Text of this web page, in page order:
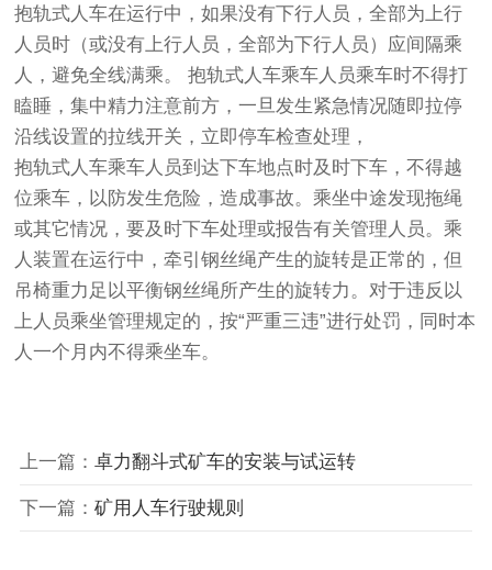
抱轨式人车在运行中，如果没有下行人员，全部为上行
人员时（或没有上行人员，全部为下行人员）应间隔乘
人，避免全线满乘。 抱轨式人车乘车人员乘车时不得打
瞌睡，集中精力注意前方，一旦发生紧急情况随即拉停
沿线设置的拉线开关，立即停车检查处理，
抱轨式人车乘车人员到达下车地点时及时下车，不得越
位乘车，以防发生危险，造成事故。乘坐中途发现拖绳
或其它情况，要及时下车处理或报告有关管理人员。乘
人装置在运行中，牵引钢丝绳产生的旋转是正常的，但
吊椅重力足以平衡钢丝绳所产生的旋转力。对于违反以
上人员乘坐管理规定的，按“严重三违”进行处罚，同时本
人一个月内不得乘坐车。
上一篇： 卓力翻斗式矿车的安装与试运转
下一篇： 矿用人车行驶规则